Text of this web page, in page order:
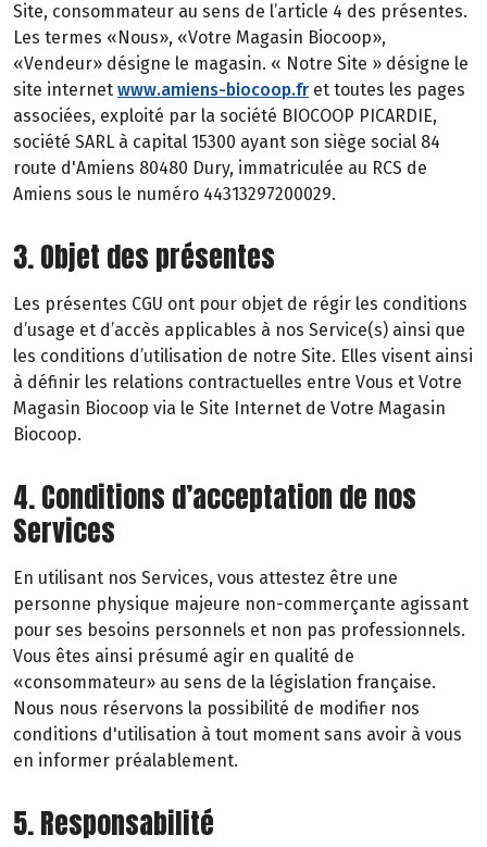
Site, consommateur au sens de l’article 4 des présentes.
Les termes «Nous», «Votre Magasin Biocoop»,
«Vendeur» désigne le magasin. « Notre Site » désigne le
site internet www.amiens-biocoop.fr et toutes les pages
associées, exploité par la société BIOCOOP PICARDIE,
société SARL à capital 15300 ayant son siège social 84
route d'Amiens 80480 Dury, immatriculée au RCS de
Amiens sous le numéro 44313297200029.
3. Objet des présentes
Les présentes CGU ont pour objet de régir les conditions
d’usage et d’accès applicables à nos Service(s) ainsi que
les conditions d’utilisation de notre Site. Elles visent ainsi
à définir les relations contractuelles entre Vous et Votre
Magasin Biocoop via le Site Internet de Votre Magasin
Biocoop.
4. Conditions d’acceptation de nos
Services
En utilisant nos Services, vous attestez être une
personne physique majeure non-commerçante agissant
pour ses besoins personnels et non pas professionnels.
Vous êtes ainsi présumé agir en qualité de
«consommateur» au sens de la législation française.
Nous nous réservons la possibilité de modifier nos
conditions d'utilisation à tout moment sans avoir à vous
en informer préalablement.
5. Responsabilité